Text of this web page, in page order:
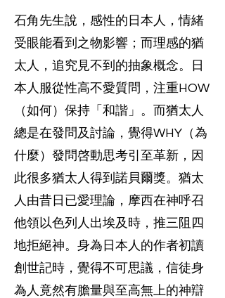
石角先生說，感性的日本人，情緒
受眼能看到之物影響；而理感的猶
太人，追究見不到的抽象概念。日
本人服從性高不愛質問，注重HOW
（如何）保持「和諧」。而猶太人
總是在發問及討論，覺得WHY（為
什麼）發問啓動思考引至革新，因
此很多猶太人得到諾貝爾獎。猶太
人由昔日已愛理論，摩西在神呼召
他領以色列人出埃及時，推三阻四
地拒絕神。身為日本人的作者初讀
創世記時，覺得不可思議，信徒身
為人竟然有膽量與至高無上的神辯